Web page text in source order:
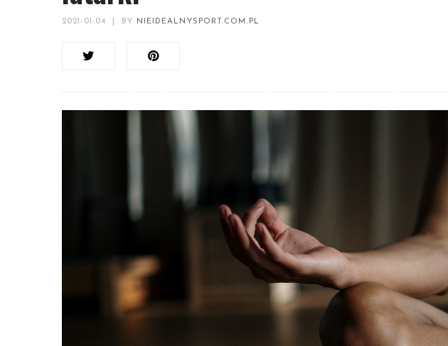
2021-01-04 BY NIEIDEALNYSPORT.COM.PL